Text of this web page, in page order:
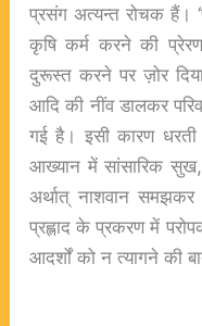
प्रसंग अत्यन्त रोचक हैं।
कृषि कर्म करने की
दुरूस्त करने पर ज़ोर
आदि की नींव डालकर
गई है। इसी कारण धरती
आख्यान में सांसारिक सुख,
अर्थात् नाशवान
प्रह्लाद के प्रकरण में
आदर्शों को न त्यागने की